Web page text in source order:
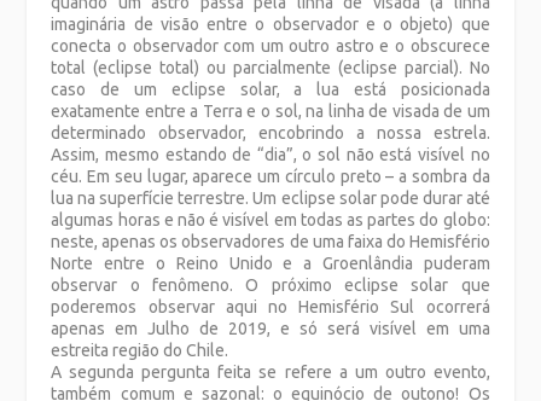
imaginária de visão entre o observador e o objeto) que
conecta o observador com um outro astro e o obscurece
total (eclipse total) ou parcialmente (eclipse parcial). No
caso de um eclipse solar, a lua está posicionada
exatamente entre a Terra e o sol, na linha de visada de um
determinado observador, encobrindo a nossa estrela.
Assim, mesmo estando de “dia”, o sol não está visível no
céu. Em seu lugar, aparece um círculo preto – a sombra da
lua na superfície terrestre. Um eclipse solar pode durar até
algumas horas e não é visível em todas as partes do globo:
neste, apenas os observadores de uma faixa do Hemisfério
Norte entre o Reino Unido e a Groenlândia puderam
observar o fenômeno. O próximo eclipse solar que
poderemos observar aqui no Hemisfério Sul ocorrerá
apenas em Julho de 2019, e só será visível em uma
estreita região do Chile.
A segunda pergunta feita se refere a um outro evento,
também comum e sazonal: o equinócio de outono! Os